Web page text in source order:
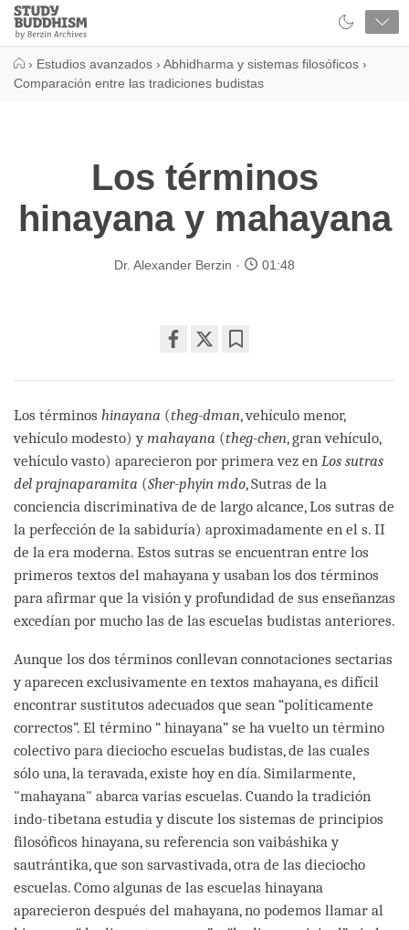
Close
Study
Buddhism
› Estudios avanzados › Abhidharma y sistemas filosóficos ›
Comparación entre las tradiciones budistas
Los términos
hinayana y mahayana
Dr. Alexander Berzin 01:48
on
facebook
Los términos hinayana (theg-dman, vehículo menor,
vehículo modesto) ymahayana (theg-chen, gran vehículo,
vehículo vasto) aparecieron por primera vez en Los sutras
del prajnaparamita (Sher-phyin mdo, Sutras de la
conciencia discriminativa de de largo alcance, Los sutras de
la perfección de la sabiduría) aproximadamente en el s. II
de la era moderna. Estos sutras se encuentran entre los
primeros textos del mahayana y usaban los dos términos
para afirmar que la visión y profundidad de sus enseñanzas
excedían por mucho las de las escuelas budistas anteriores.
Aunque los dos términos conllevan connotaciones sectarias
y aparecen exclusivamente en textos mahayana, es difícil
encontrar sustitutos adecuados que sean “políticamente
correctos”. El término “ hinayana” se ha vuelto un término
colectivo para dieciocho escuelas budistas, de las cuales
sólo una, la teravada, existe hoy en día. Similarmente,
"mahayana" abarca varias escuelas. Cuando la tradición
indo-tibetana estudia y discute los sistemas de principios
filosóficos hinayana, su referencia son vaibáshika y
sautrántika, que son sarvastivada, otra de las dieciocho
escuelas. Como algunas de las escuelas hinayana
aparecieron después del mahayana, no podemos llamar al